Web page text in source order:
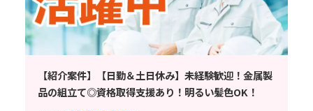
【紹介案件】【日勤＆土日休み】未経験歓迎！金属製
品の組立て◎資格取得支援あり！明るい髪色OK！